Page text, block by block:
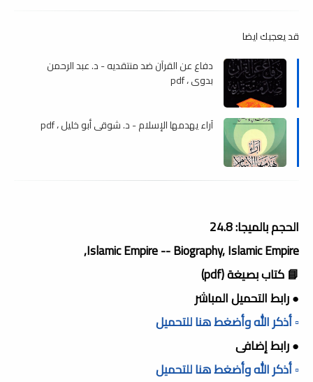
قد يعجبك ايضا
دفاع عن القرآن ضد منتقديه - د. عبد الرحمن
بدوى ، pdf
آراء يهدمها الإسلام - د. شوقى أبو خليل ، pdf
الحجم بالميجا: 24.8
Islamic Empire -- Biography, Islamic Empire,
📘 كتاب بصيغة (pdf)
● رابط التحميل المباشر
▫️ أذكر الله وأضغط هنا للتحميل
● رابط إضافى
▫️ أذكر الله وأضغط هنا للتحميل